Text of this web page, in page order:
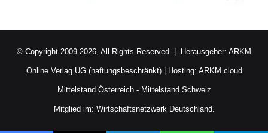
© Copyright 2009-2026, All Rights Reserved | Herausgeber: ARKM
Online Verlag UG (haftungsbeschränkt)| Hosting: ARKM.cloud
Mittelstand Österreich- Mittelstand Schweiz
Mitglied im: Wirtschaftsnetzwerk Deutschland.